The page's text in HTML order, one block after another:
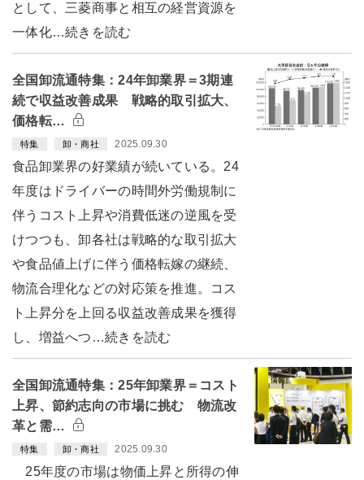
として、三菱商事と相互の経営資源を
一体化…続きを読む
全国卸流通特集：24年卸業界＝3期連
続で収益改善成果 戦略的取引拡大、
価格転…
特集 卸・商社 2025.09.30
食品卸業界の好業績が続いている。24
年度はドライバーの時間外労働規制に
伴うコスト上昇や消費低迷の逆風を受
けつつも、卸各社は戦略的な取引拡大
や食品値上げに伴う価格転嫁の継続、
物流合理化などの対応策を推進。コス
ト上昇分を上回る収益改善成果を獲得
し、増益へつ…続きを読む
全国卸流通特集：25年卸業界＝コスト
上昇、節約志向の市場に挑む 物流改
革と需…
特集 卸・商社 2025.09.30
25年度の市場は物価上昇と所得の伸